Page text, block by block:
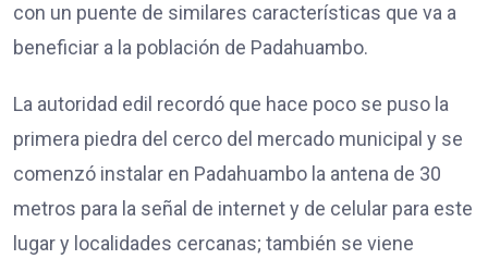
con un puente de similares características que va a
beneficiar a la población de Padahuambo.
La autoridad edil recordó que hace poco se puso la
primera piedra del cerco del mercado municipal y se
comenzó instalar en Padahuambo la antena de 30
metros para la señal de internet y de celular para este
lugar y localidades cercanas; también se viene